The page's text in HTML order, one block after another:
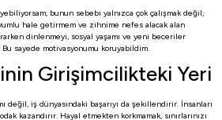
bunun sebebi yalnızca çok çalışmak değil;
hale getirmem ve zihnime nefes alacak alan
dinlenmeyi, sosyal yaşamı ve yeni beceriler
sayede motivasyonumu koruyabildim.
Girişimcilikteki Yeri
değil, iş dünyasındaki başarıyı da şekillendirir. İnsanları
kazandırır. Hayal etmekten korkmamak, sınırlarınızı